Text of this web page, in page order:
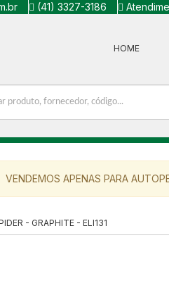
(41) 3327-3186
HOME
VENDEMOS APENAS PARA
- GRAPHITE - ELI131